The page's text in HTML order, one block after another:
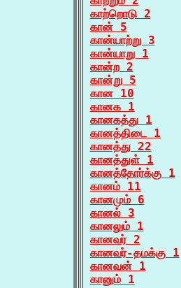
காற்றொடு 2
கான் 5
கான்யாற்று 3
கான்யாறு 1
கான்ற 2
கான்று 5
கான 10
கானக 1
கானகத்து 1
கானத்திடை 1
கானத்து 22
கானத்துள் 1
கானத்தோர்க்கு 1
கானம் 11
கானமும் 6
கானல் 3
கானலும் 1
கானவர் 2
கானவர்-தமக்கு 1
கானவன் 1
கானும் 1